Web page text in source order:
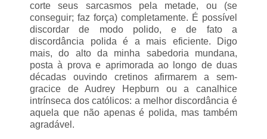
corte seus sarcasmos pela metade, ou (se
conseguir; faz força) completamente. É possível
discordar de modo polido, e de fato a
discordância polida é a mais eficiente. Digo
mais, do alto da minha sabedoria mundana,
posta à prova e aprimorada ao longo de duas
décadas ouvindo cretinos afirmarem a sem-
gracice de Audrey Hepburn ou a canalhice
intrínseca dos católicos: a melhor discordância é
aquela que não apenas é polida, mas também
agradável.